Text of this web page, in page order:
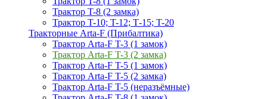
Трактор T-8 (2 замка)
Трактор T-10; T-12; Т-15; T-20
Тракторные Arta-F (Прибалтика)
Трактор Arta-F T-3 (1 замок)
Трактор Arta-F T-3 (2 замка)
Трактор Arta-F T-5 (1 замок)
Трактор Arta-F T-5 (2 замка)
Трактор Arta-F T-5 (неразъёмные)